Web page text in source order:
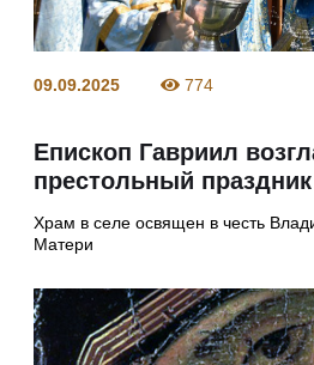
09.09.2025 774
Епископ Гавриил
престольный
Храм в селе освящен в честь
Матери